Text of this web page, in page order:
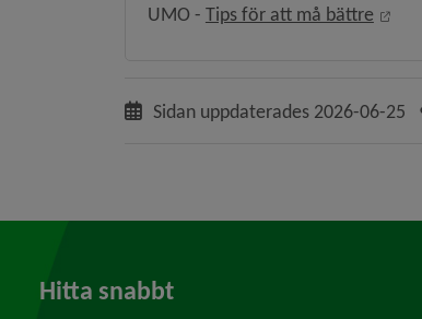
UMO - Tips för att må bättre
Sidan uppdaterades 2026-06-25
Hitta snabbt